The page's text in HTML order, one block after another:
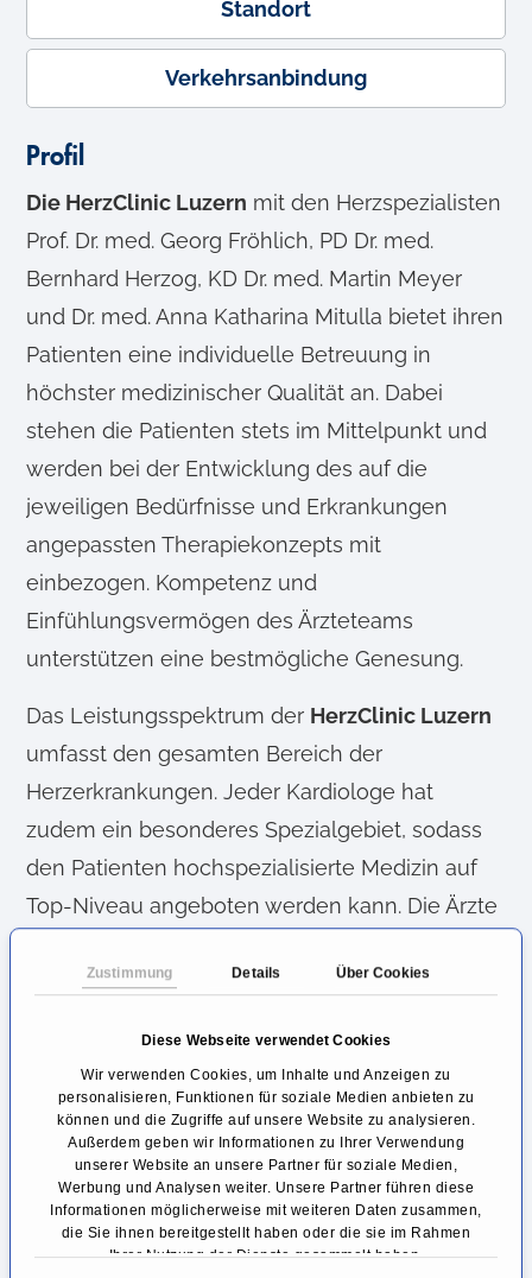
Zustimmung Details Über Cookies
Diese Webseite verwendet Cookies
Wir verwenden Cookies, um Inhalte und Anzeigen zu
personalisieren, Funktionen für soziale Medien anbieten zu
können und die Zugriffe auf unsere Website zu analysieren.
Außerdem geben wir Informationen zu Ihrer Verwendung
unserer Website an unsere Partner für soziale Medien,
Werbung und Analysen weiter. Unsere Partner führen diese
Informationen möglicherweise mit weiteren Daten zusammen,
die Sie ihnen bereitgestellt haben oder die sie im Rahmen
Ihrer Nutzung der Dienste gesammelt haben.
Standort
Verkehrsanbindung
Profil
Die HerzClinic Luzern mit den Herzspezialisten
Prof. Dr. med. Georg Fröhlich, PD Dr. med.
Bernhard Herzog, KD Dr. med. Martin Meyer
und Dr. med. Anna Katharina Mitulla bietet ihren
Patienten eine individuelle Betreuung in
höchster medizinischer Qualität an. Dabei
stehen die Patienten stets im Mittelpunkt und
werden bei der Entwicklung des auf die
jeweiligen Bedürfnisse und Erkrankungen
angepassten Therapiekonzepts mit
einbezogen. Kompetenz und
Einfühlungsvermögen des Ärzteteams
unterstützen eine bestmögliche Genesung.
Das Leistungsspektrum der HerzClinic Luzern
umfasst den gesamten Bereich der
Herzerkrankungen. Jeder Kardiologe hat
zudem ein besonderes Spezialgebiet, sodass
den Patienten hochspezialisierte Medizin auf
Top-Niveau angeboten werden kann. Die Ärzte
nach dem neuesten Stand der Wissenschaft
Spezielle Herzbildgebung – nicht-
invasive 3D Bilder des Herzens
Um unnötige Eingriffe am Herzen zu
vermeiden, werden Patienten falls erforderlich
auch mit neuester Technik, wie